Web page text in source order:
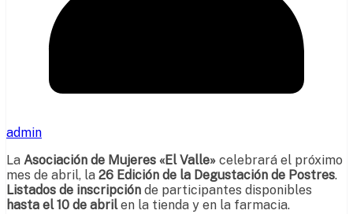
admin
La Asociación de Mujeres «El Valle» celebrará el próximo
mes de abril, la 26 Edición de la Degustación de Postres.
Listados de inscripción de participantes disponibles
hasta el 10 de abrilen la tienda y en la farmacia.